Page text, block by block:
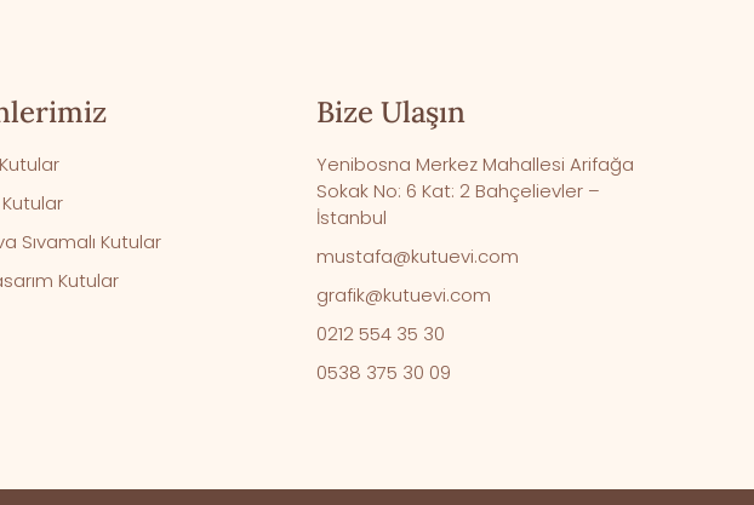
Sıvamalı Kutular
Kutular
Bize Ulaşın
Yenibosna Merkez Mahallesi Arifağa
Sokak No: 6 Kat: 2 Bahçelievler –
İstanbul
mustafa@kutuevi.com
grafik@kutuevi.com
0212 554 35 30
0538 375 30 09